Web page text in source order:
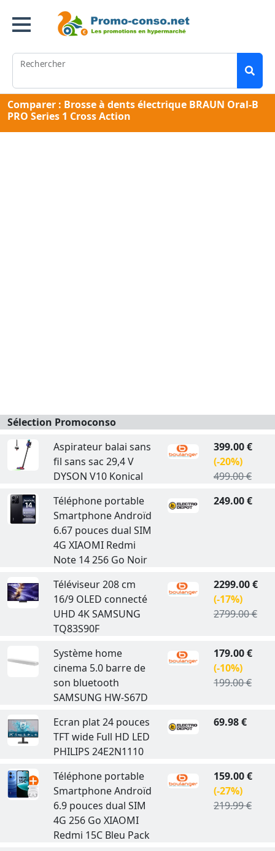
Rechercher
Comparer : Brosse à dents électrique BRAUN Oral-B
PRO Series 1 Cross Action
Sélection Promoconso
Aspirateur balai sans
fil sans sac 29,4 V
DYSON V10 Konical
399.00 €
(-20%)
499.00 €
Téléphone portable
Smartphone Androïd
6.67 pouces dual SIM
4G XIAOMI Redmi
Note 14 256 Go Noir
249.00 €
Téléviseur 208 cm
16/9 OLED connecté
UHD 4K SAMSUNG
TQ83S90F
2299.00 €
(-17%)
2799.00 €
Système home
cinema 5.0 barre de
son bluetooth
SAMSUNG HW-S67D
179.00 €
(-10%)
199.00 €
Ecran plat 24 pouces
TFT wide Full HD LED
PHILIPS 24E2N1110
69.98 €
Téléphone portable
Smartphone Androïd
6.9 pouces dual SIM
4G 256 Go XIAOMI
Redmi 15C Bleu Pack
159.00 €
(-27%)
219.99 €